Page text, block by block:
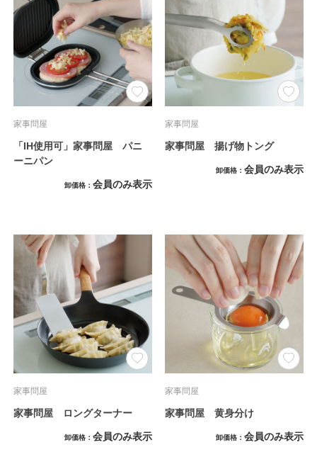
家事問屋
「IH使用可」家事問屋 パニ
ーニパン
卸価格 会員のみ表示
家事問屋
家事問屋 揚げ物トング
卸価格 会員のみ表示
家事問屋
家事問屋 ロングターナー
卸価格 会員のみ表示
家事問屋
家事問屋 黄身分け
卸価格 会員のみ表示